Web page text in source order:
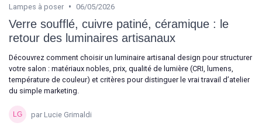
Lampes à poser • 06/05/2026
Verre soufflé, cuivre patiné, céramique : le
retour des luminaires artisanaux
Découvrez comment choisir un luminaire artisanal design pour structurer
votre salon : matériaux nobles, prix, qualité de lumière (CRI, lumens,
température de couleur) et critères pour distinguer le vrai travail d’atelier
du simple marketing.
par Lucie Grimaldi